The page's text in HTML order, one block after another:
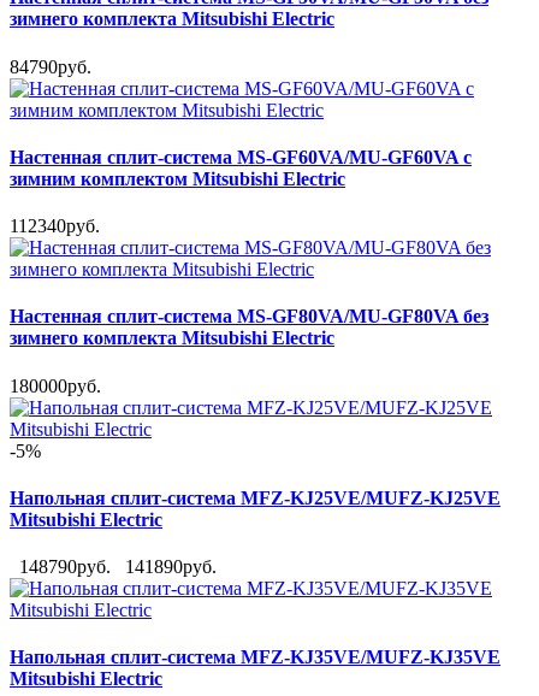
зимнего комплекта Mitsubishi Electric
84790руб.
Настенная сплит-система MS-GF60VA/MU-GF60VA с
зимним комплектом Mitsubishi Electric
112340руб.
Настенная сплит-система MS-GF80VA/MU-GF80VA без
зимнего комплекта Mitsubishi Electric
180000руб.
-5%
Напольная сплит-система MFZ-KJ25VE/MUFZ-KJ25VE
Mitsubishi Electric
148790руб. 141890руб.
Напольная сплит-система MFZ-KJ35VE/MUFZ-KJ35VE
Mitsubishi Electric